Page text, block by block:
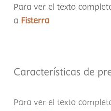
Para ver el texto
a Fisterra
Características de
Para ver el texto